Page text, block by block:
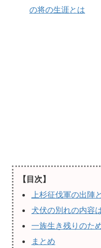
の将の生涯とは
【目次】
上杉征伐軍の出陣
犬伏の別れの内容
一族生き残りのた
まとめ